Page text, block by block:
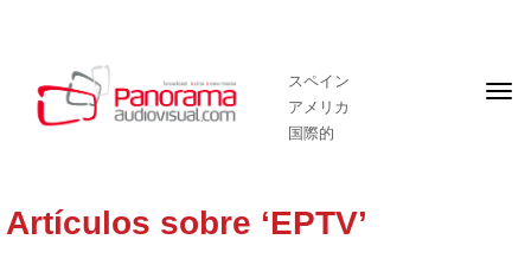
スペイン
アメリカ
国際的
フ
Artículos sobre ‘EPTV’